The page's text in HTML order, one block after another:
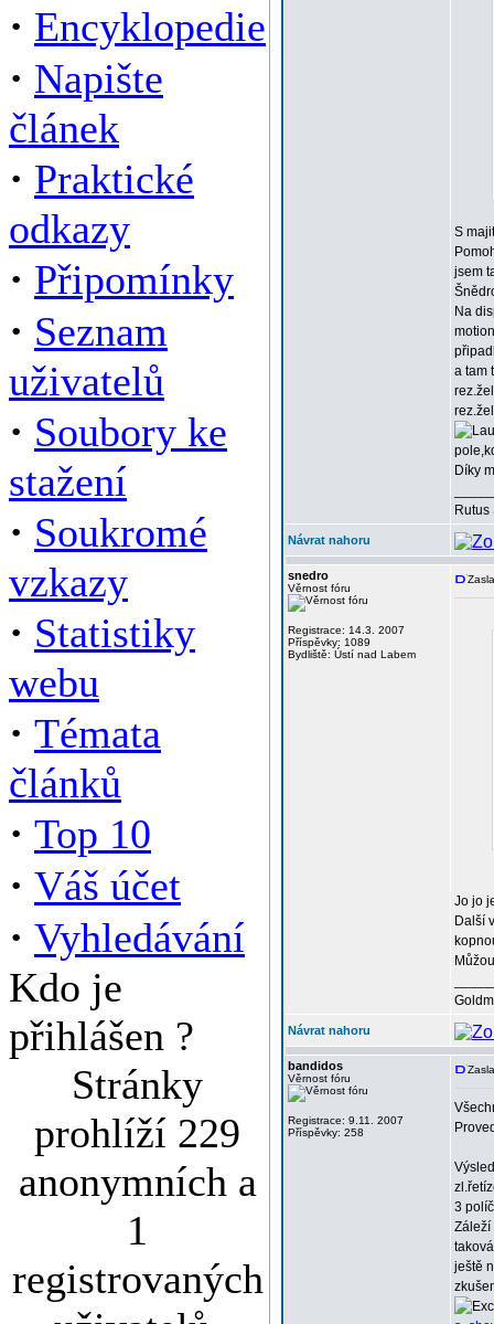
· Encyklopedie
· Napište
článek
· Praktické
odkazy
· Připomínky
· Seznam
uživatelů
· Soubory ke
stažení
· Soukromé
vzkazy
· Statistiky
webu
· Témata
článků
· Top 10
· Váš účet
· Vyhledávání
Kdo je
přihlášen ?
Stránky
prohlíží 229
anonymních a
1
registrovaných
S
jsem
Na
a tam
Díky
Rutus
Návrat nahoru
snedro
Věrnost fóru
Registrace: 14.3. 2007
Příspěvky: 1089
Bydliště: Ústí nad Labem
Jo jo
Další
Návrat nahoru
bandidos
Věrnost fóru
Registrace: 9.11. 2007
Příspěvky: 258
3
Záleží
ještě